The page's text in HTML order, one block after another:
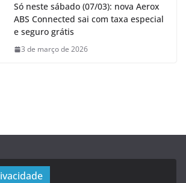
Só neste sábado (07/03): nova Aerox
ABS Connected sai com taxa especial
e seguro grátis
3 de março de 2026